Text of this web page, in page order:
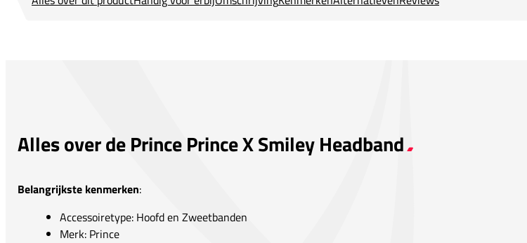
Alles over de Prince Prince X Smiley Headband
Belangrijkste kenmerken:
Accessoiretype: Hoofd en Zweetbanden
Merk: Prince